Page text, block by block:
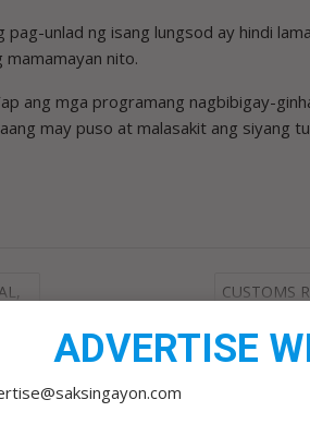
unlad ng isang lungsod ay hindi
mamamayan nito.
ang mga programang nagbibigay-
may puso at malasakit ang siyang
CUSTOMS
ADVERTISE